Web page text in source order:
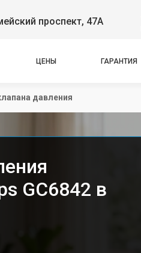
проспект, 47А
ЦЕНЫ ГАРАНТИЯ
давления
GC6842 в